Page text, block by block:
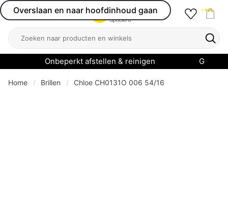
Overslaan en naar hoofdinhoud gaan
Open menu
Zoeken
Onbeperkt afstellen & reinigen
Home Brillen Chloe CH0131O 006 54/16